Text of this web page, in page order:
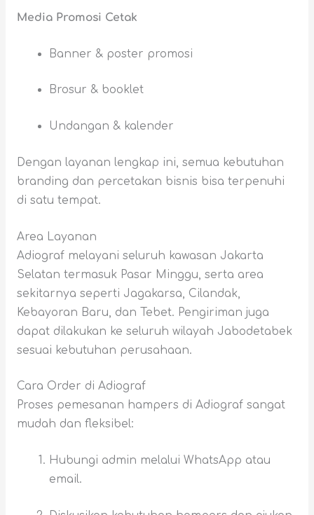
Media Promosi Cetak
Banner & poster promosi
Brosur & booklet
Undangan & kalender
Dengan layanan lengkap ini, semua kebutuhan
branding dan percetakan bisnis bisa terpenuhi
di satu tempat.
Area Layanan
Adiograf melayani seluruh kawasan Jakarta
Selatan termasuk Pasar Minggu, serta area
sekitarnya seperti Jagakarsa, Cilandak,
Kebayoran Baru, dan Tebet. Pengiriman juga
dapat dilakukan ke seluruh wilayah Jabodetabek
sesuai kebutuhan perusahaan.
Cara Order di Adiograf
Proses pemesanan hampers di Adiograf sangat
mudah dan fleksibel:
Hubungi admin melalui WhatsApp atau
email.